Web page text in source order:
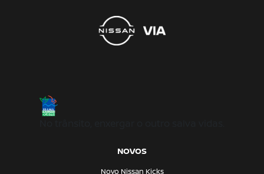
NOVOS
Novo Nissan Kicks